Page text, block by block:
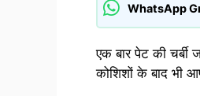
WhatsApp
एक बार पेट की
कोशिशों के बाद भी